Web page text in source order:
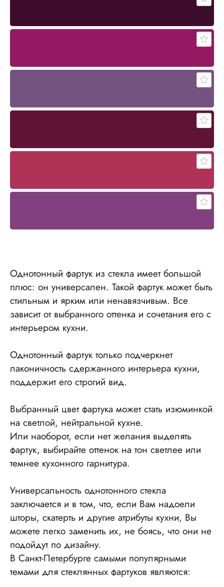
Однотонный фартук из стекла имеет большой
плюс: он универсален. Такой фартук может быть
стильным и ярким или ненавязчивым. Все
зависит от выбранного оттенка и сочетания его с
интерьером кухни.
Однотонный фартук только подчеркнет
лаконичность сдержанного интерьера кухни,
поддержит его строгий вид.
Выбранный цвет фартука может стать изюминкой
на светлой, нейтральной кухне.
Или наоборот, если нет желания выделять
фартук, выбирайте оттенок на тон светлее или
темнее кухонного гарнитура.
Универсальность однотонного стекла
заключается и в том, что, если Вам надоели
шторы, скатерть и другие атрибуты кухни, Вы
можете легко заменить их, не боясь, что они не
подойдут по дизайну.
В Санкт-Петербурге самыми популярными
темами для стеклянных фартуков являются: